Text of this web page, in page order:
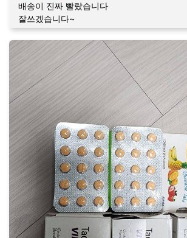
배송이 진짜 빨랐습니다
잘쓰겠습니다~